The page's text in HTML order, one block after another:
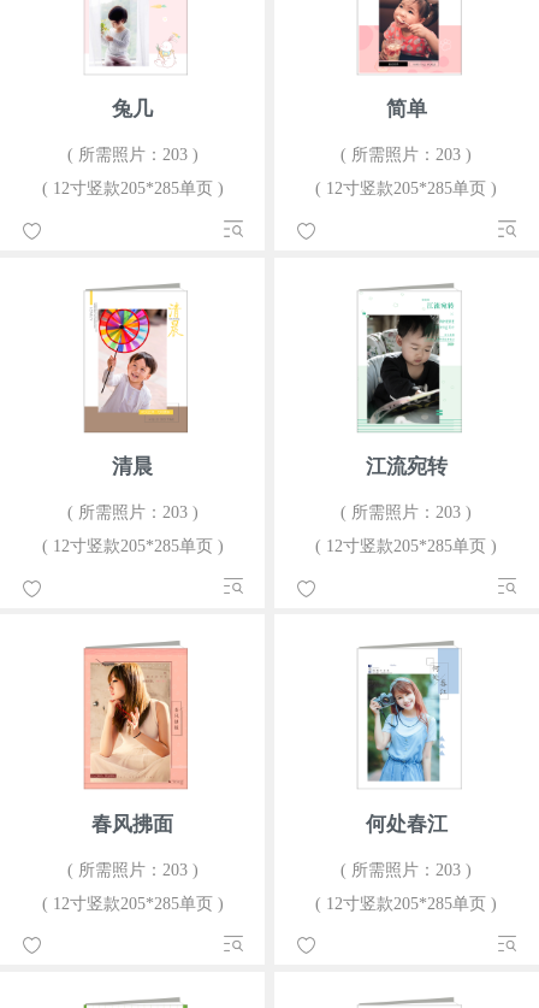
兔几
( 所需照片：203 )
( 12寸竖款205*285单页 )
简单
( 所需照片：203 )
( 12寸竖款205*285单页 )
清晨
( 所需照片：203 )
( 12寸竖款205*285单页 )
江流宛转
( 所需照片：203 )
( 12寸竖款205*285单页 )
春风拂面
( 所需照片：203 )
( 12寸竖款205*285单页 )
何处春江
( 所需照片：203 )
( 12寸竖款205*285单页 )